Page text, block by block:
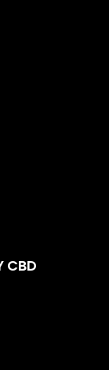
CBD